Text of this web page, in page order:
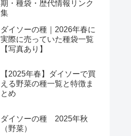
期・種袋・歴代情報リンク
集
ダイソーの種｜2026年春に
実際に売っていた種袋一覧
【写真あり】
【2025年春】ダイソーで買
える野菜の種一覧と特徴ま
とめ
ダイソーの種 2025年秋
（野菜）